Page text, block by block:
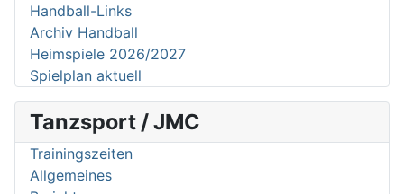
Handball-Links
Archiv Handball
Heimspiele 2026/2027
Spielplan aktuell
Tanzsport / JMC
Trainingszeiten
Allgemeines